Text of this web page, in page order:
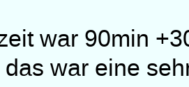
war 90min
das war eine